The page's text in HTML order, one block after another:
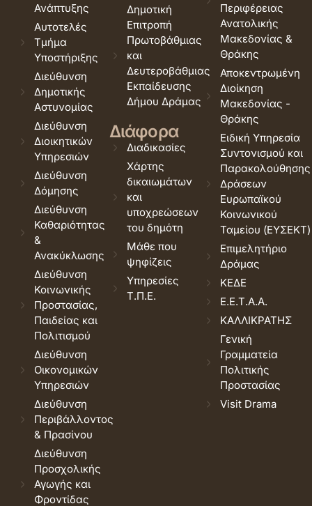
Ανάπτυξης
Αυτοτελές
Τμήμα
Υποστήριξης
Διεύθυνση
Δημοτικής
Αστυνομίας
Διεύθυνση
Διοικητικών
Υπηρεσιών
Διεύθυνση
Δόμησης
Διεύθυνση
Καθαριότητας
&
Ανακύκλωσης
Διεύθυνση
Κοινωνικής
Προστασίας,
Παιδείας και
Πολιτισμού
Διεύθυνση
Οικονομικών
Υπηρεσιών
Διεύθυνση
Περιβάλλοντος
& Πρασίνου
Διεύθυνση
Προσχολικής
Αγωγής και
Φροντίδας
Δημοτική
Επιτροπή
Πρωτοβάθμιας
και
Δευτεροβάθμιας
Εκπαίδευσης
Δήμου Δράμας
Διάφορα
Διαδικασίες
Χάρτης
δικαιωμάτων
και
υποχρεώσεων
του δημότη
Μάθε που
ψηφίζεις
Υπηρεσίες
Τ.Π.Ε.
Περιφέρειας
Ανατολικής
Μακεδονίας &
Θράκης
Αποκεντρωμένη
Διοίκηση
Μακεδονίας -
Θράκης
Ειδική Υπηρεσία
Συντονισμού και
Παρακολούθησης
Δράσεων
Ευρωπαϊκού
Κοινωνικού
Ταμείου (ΕΥΣΕΚΤ)
Επιμελητήριο
Δράμας
ΚΕΔΕ
Ε.Ε.Τ.Α.Α.
ΚΑΛΛΙΚΡΑΤΗΣ
Γενική
Γραμματεία
Πολιτικής
Προστασίας
Visit Drama